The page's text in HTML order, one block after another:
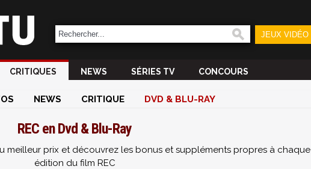
JEUX VIDÉO
CRITIQUES NEWS SÉRIES TV CONCOURS
NEWS CRITIQUE DVD & BLU-RAY
REC en Dvd & Blu-Ray
meilleur prix et découvrez les bonus et suppléments propres à chaque
édition du film REC